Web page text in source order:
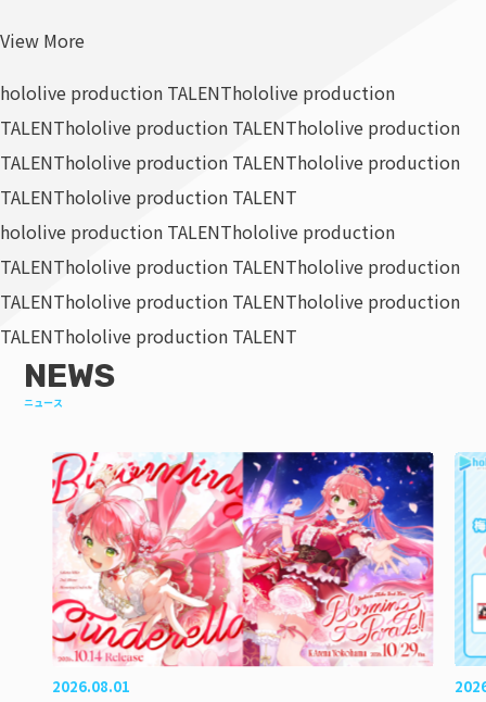
View More
hololive production TALENThololive production
TALENThololive production TALENThololive production
TALENThololive production TALENThololive production
TALENThololive production TALENT
hololive production TALENThololive production
TALENThololive production TALENThololive production
TALENThololive production TALENThololive production
TALENThololive production TALENT
NEWS
ニュース
2026.08.01